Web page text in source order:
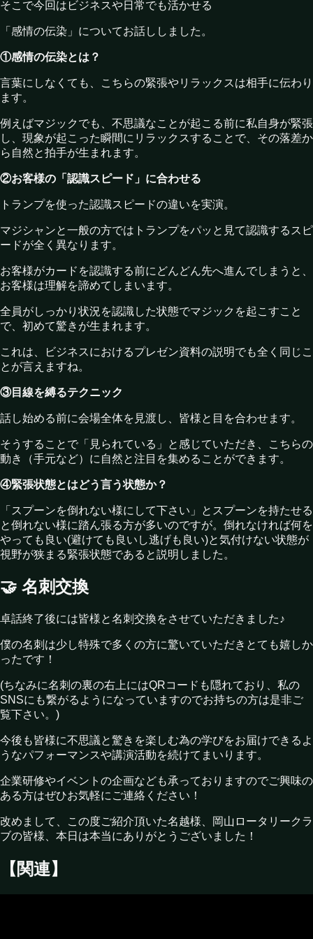
そこで今回はビジネスや日常でも活かせる
「感情の伝染」についてお話ししました。
①感情の伝染とは？
言葉にしなくても、こちらの緊張やリラックスは相手に伝わり
ます。
例えばマジックでも、不思議なことが起こる前に私自身が緊張
し、現象が起こった瞬間にリラックスすることで、その落差か
ら自然と拍手が生まれます。
②お客様の「認識スピード」に合わせる
トランプを使った認識スピードの違いを実演。
マジシャンと一般の方ではトランプをパッと見て認識するスピ
ードが全く異なります。
お客様がカードを認識する前にどんどん先へ進んでしまうと、
お客様は理解を諦めてしまいます。
全員がしっかり状況を認識した状態でマジックを起こすこと
で、初めて驚きが生まれます。
これは、ビジネスにおけるプレゼン資料の説明でも全く同じこ
とが言えますね。
③目線を縛るテクニック
話し始める前に会場全体を見渡し、皆様と目を合わせます。
そうすることで「見られている」と感じていただき、こちらの
動き（手元など）に自然と注目を集めることができます。
④緊張状態とはどう言う状態か？
「スプーンを倒れない様にして下さい」とスプーンを持たせる
と倒れない様に踏ん張る方が多いのですが。倒れなければ何を
やっても良い(避けても良いし逃げも良い)と気付けない状態が
視野が狭まる緊張状態であると説明しました。
🤝 名刺交換
卓話終了後には皆様と名刺交換をさせていただきました♪
僕の名刺は少し特殊で多くの方に驚いていただきとても嬉しか
ったです！
(ちなみに名刺の裏の右上にはQRコードも隠れており、私の
SNSにも繋がるようになっていますのでお持ちの方は是非ご
覧下さい。)
今後も皆様に不思議と驚きを楽しむ為の学びをお届けできるよ
うなパフォーマンスや講演活動を続けてまいります。
企業研修やイベントの企画なども承っておりますのでご興味の
ある方はぜひお気軽にご連絡ください！
改めまして、この度ご紹介頂いた名越様、岡山ロータリークラ
ブの皆様、本日は本当にありがとうございました！
【関連】